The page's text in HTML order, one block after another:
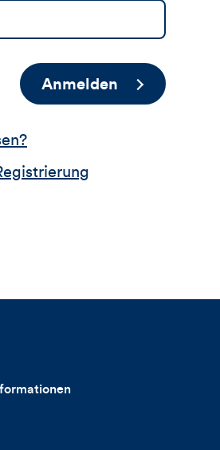
Anmelden